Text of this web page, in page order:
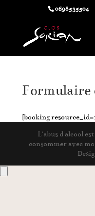
0698535504
Formulaire
[booking
L'abus d'alcool
consommer avec